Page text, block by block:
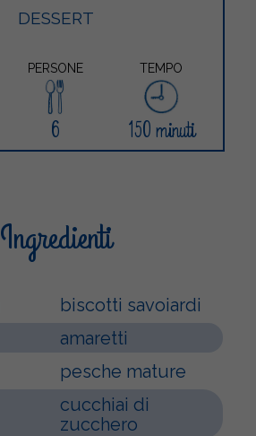
DESSERT
PERSONE TEMPO
6 150 minuti
Ingredienti
biscotti savoiardi
amaretti
pesche mature
cucchiai di
zucchero